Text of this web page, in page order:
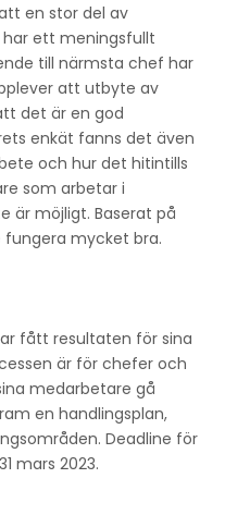
en stor del av
ett meningsfullt
till närmsta chef har
att utbyte av
det är en god
enkät fanns det även
och hur det hitintills
som arbetar i
är möjligt. Baserat på
mycket bra.
fått resultaten för sina
är för chefer och
medarbetare gå
en handlingsplan,
Deadline för
mars 2023.